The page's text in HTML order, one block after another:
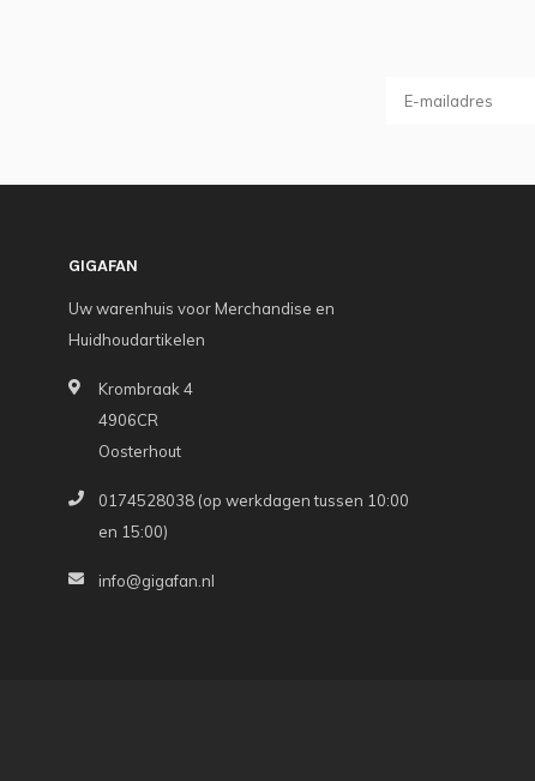
GIGAFAN
Uw warenhuis voor Merchandise en
Huidhoudartikelen
Krombraak 4
4906CR
Oosterhout
0174528038 (op werkdagen tussen 10:00
en 15:00)
info@gigafan.nl